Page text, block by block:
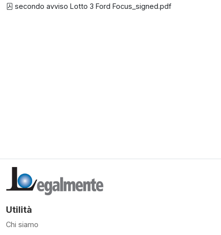
secondo avviso Lotto 3 Ford Focus_signed.pdf
Utilità
Chi siamo